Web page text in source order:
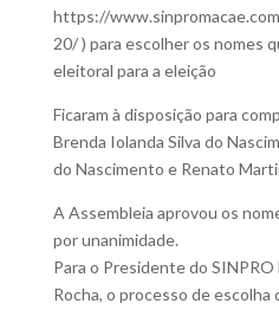
https://
20/ ) para escolher os nomes
eleitoral para a eleição
Ficaram à disposição para
Brenda Iolanda Silva do
do Nascimento e Renato
A Assembleia aprovou os
por unanimidade.
Para o Presidente do SINPRO
Rocha, o processo de